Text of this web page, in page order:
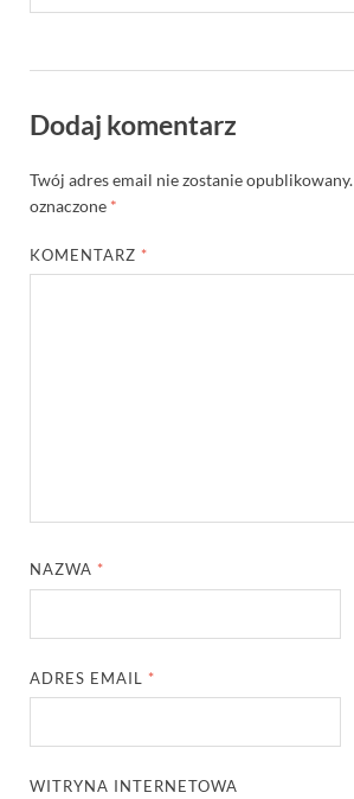
Dodaj komentarz
Twój adres email nie zostanie opublikowany.
oznaczone *
KOMENTARZ *
NAZWA *
ADRES EMAIL *
WITRYNA INTERNETOWA